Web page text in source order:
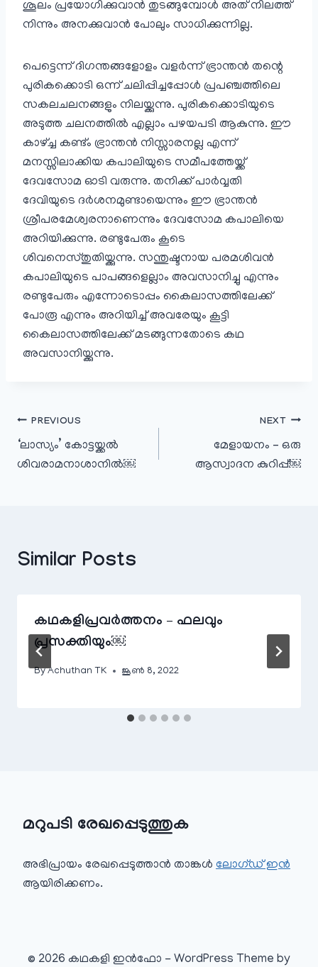
ശൂലം പ്രയോഗിക്കുവാന്‍ തുടങ്ങുമ്പോള്‍ അത് നിലത്ത്
നിന്നും അനക്കുവാന്‍ പോലും സാധിക്കുന്നില്ല.
പെട്ടെന്ന് ദിഗന്തങ്ങളോളം വളര്‍ന്ന് ഭ്രാന്തന്‍ തന്റെ
പുരികക്കൊടി ഒന്ന് ചലിപ്പിച്ചപ്പോള്‍ പ്രപഞ്ചത്തിലെ
സകലചലനങ്ങളും നിലയ്ക്കുന്നു. പുരികക്കൊടിയുടെ
അടുത്ത ചലനത്തില്‍ എല്ലാം പഴയപടി ആകുന്നു. ഈ
കാഴ്ച്ച കണ്ട്ം ഭ്രാന്തന്‍ നിസ്സാരനല്ല എന്ന്
മനസ്സിലാക്കിയ കപാലിയുടെ സമീപത്തേയ്ക്ക്
ദേവസോമ ഓടി വരുന്നു. തനിക്ക് പാര്‍വ്വതി
ദേവിയുടെ ദര്‍ശനമുണ്ടായെന്നും ഈ ഭ്രാന്തന്‍
ശ്രീപരമേശ്വരനാണെന്നും ദേവസോമ കപാലിയെ
അറിയിക്കുന്നു. രണ്ടുപേരും കൂടെ
ശിവനെസ്തുതിയ്ക്കുന്നു. സന്തുഷ്ടനായ പരമശിവന്‍
കപാലിയുടെ പാപങ്ങളെല്ലാം അവസാനിച്ചു എന്നും
രണ്ടുപേരും എന്നോടൊപ്പം കൈലാസത്തിലേക്ക്
പോരൂ എന്നും അറിയിച്ച് അവരേയും കൂട്ടി
കൈലാസത്തിലേക്ക് മടങ്ങുന്നതോടെ കഥ
അവസാനിയ്ക്കുന്നു.
പോസ്റ്റുകളിലൂടെ
PREVIOUS
‘ലാസ്യം’ കോട്ടയ്ക്കൽ
ശിവരാമനാശാനിൽ￼
NEXT
മേളായനം – ഒരു
ആസ്വാദന കുറിപ്പ്￼
Similar Posts
കഥകളിപ്രവർത്തനം – ഫലവും
പ്രസക്തിയും￼
By Achuthan TK ജൂൺ 8, 2022
മറുപടി രേഖപ്പെടുത്തുക
അഭിപ്രായം രേഖപ്പെടുത്താ‍ൻ താങ്കൾ ലോഗ്ഡ് ഇൻ
ആയിരിക്കണം.
© 2026 കഥകളി ഇൻഫോ - WordPress Theme by